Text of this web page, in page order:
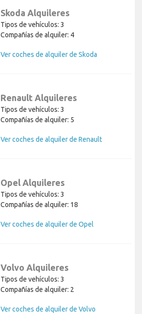
Skoda Alquileres
Tipos de vehículos: 3
Compañías de alquiler: 4
Ver coches de alquiler de Skoda
Renault Alquileres
Tipos de vehículos: 3
Compañías de alquiler: 5
Ver coches de alquiler de Renault
Opel Alquileres
Tipos de vehículos: 3
Compañías de alquiler: 18
Ver coches de alquiler de Opel
Volvo Alquileres
Tipos de vehículos: 3
Compañías de alquiler: 2
Ver coches de alquiler de Volvo